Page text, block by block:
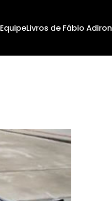
EquipeLivros de Fábio Adiron